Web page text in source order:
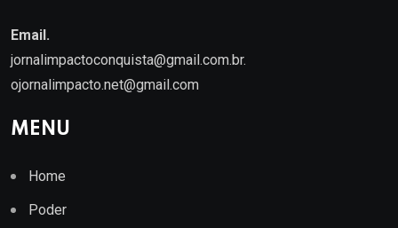
Email.
jornalimpactoconquista@gmail.com.br.
ojornalimpacto.net@gmail.com
MENU
Home
Poder